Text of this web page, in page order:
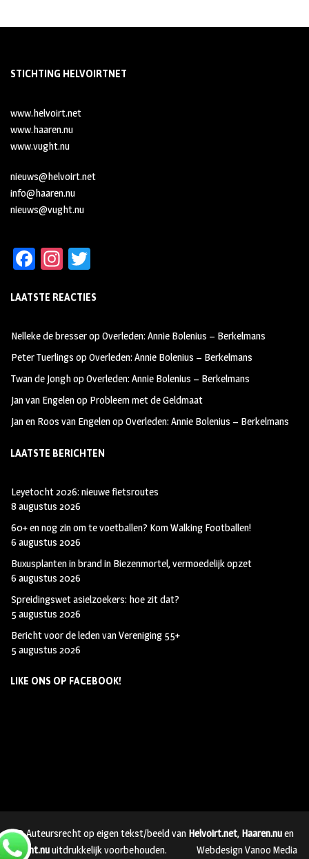
STICHTING HELVOIRTNET
www.helvoirt.net
www.haaren.nu
www.vught.nu
nieuws@helvoirt.net
info@haaren.nu
nieuws@vught.nu
Fa
b
oo
k
In
ag
m
tt
LAATSTE REACTIES
Nelleke de bresseropOverleden: Annie Bolenius – Berkelmans
Peter Tuerlings opOverleden: Annie Bolenius – Berkelmans
Twan de JonghopOverleden: Annie Bolenius – Berkelmans
Jan van Engelenop Probleem met de Geldmaat
Jan en Roos van EngelenopOverleden: Annie Bolenius – Berkelmans
LAATSTE BERICHTEN
Leyetocht 2026: nieuwe fietsroutes
8 augustus 2026
60+ en nog zin om te voetballen? Kom Walking Footballen!
6 augustus 2026
Buxusplanten in brand in Biezenmortel, vermoedelijk opzet
6 augustus 2026
Spreidingswet asielzoekers: hoe zit dat?
5 augustus 2026
Bericht voor de leden van Vereniging 55+
5 augustus 2026
LIKE ONS OP FACEBOOK!
© Auteursrecht op eigen tekst/beeld van Helvoirt.net, Haaren.nuen
Vught.nuuitdrukkelijk voorbehouden. Webdesign Vanoo Media